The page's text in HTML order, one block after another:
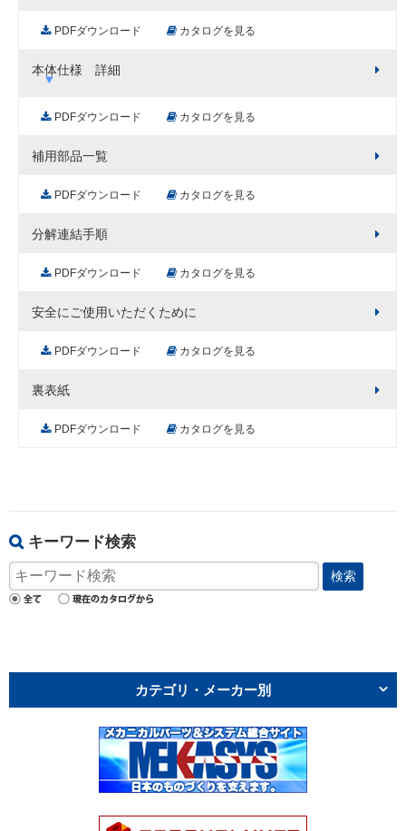
PDFダウンロード カタログを見る
本体仕様 詳細
PDFダウンロード カタログを見る
補用部品一覧
PDFダウンロード カタログを見る
分解連結手順
PDFダウンロード カタログを見る
安全にご使用いただくために
PDFダウンロード カタログを見る
裏表紙
PDFダウンロード カタログを見る
キーワード検索
検索
カテゴリ・メーカー別